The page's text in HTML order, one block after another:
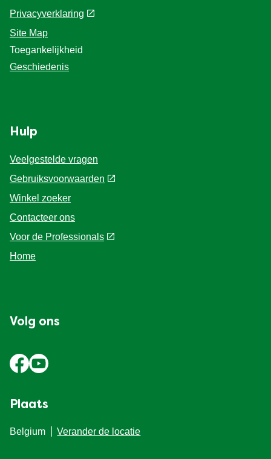
Privacyverklaring
Site Map
Toegankelijkheid
Geschiedenis
Hulp
Veelgestelde vragen
Gebruiksvoorwaarden
Winkel zoeker
Contacteer ons
Voor de Professionals
Home
Volg ons
Plaats
Belgium Verander de locatie